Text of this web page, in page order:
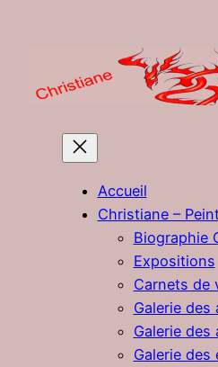
Accueil
Christiane –
Biographie
Expositions
Carnets de
Galerie des
Galerie des
Galerie des